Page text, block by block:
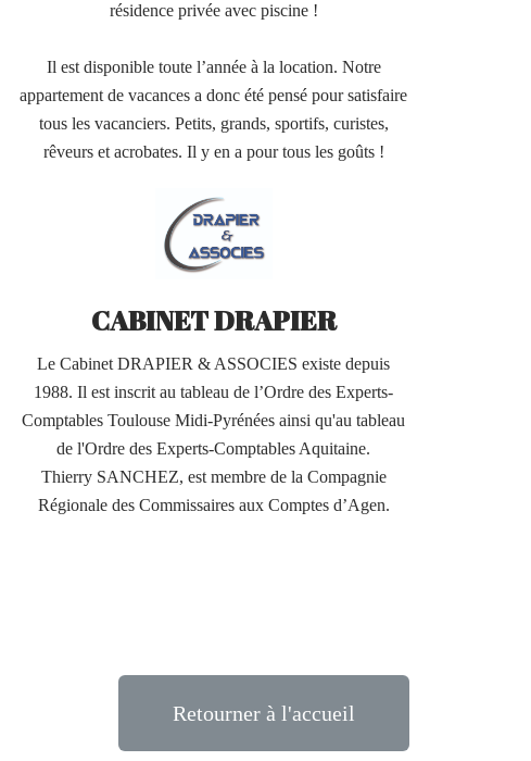
résidence privée avec piscine !
Il est disponible toute l’année à la location. Notre
appartement de vacances a donc été pensé pour satisfaire
tous les vacanciers. Petits, grands, sportifs, curistes,
rêveurs et acrobates. Il y en a pour tous les goûts !
CABINET DRAPIER
Le Cabinet DRAPIER & ASSOCIES existe depuis
1988. Il est inscrit au tableau de l’Ordre des Experts-
Comptables Toulouse Midi-Pyrénées ainsi qu'au tableau
de l'Ordre des Experts-Comptables Aquitaine.
Thierry SANCHEZ, est membre de la Compagnie
Régionale des Commissaires aux Comptes d’Agen.
Retourner à l'accueil